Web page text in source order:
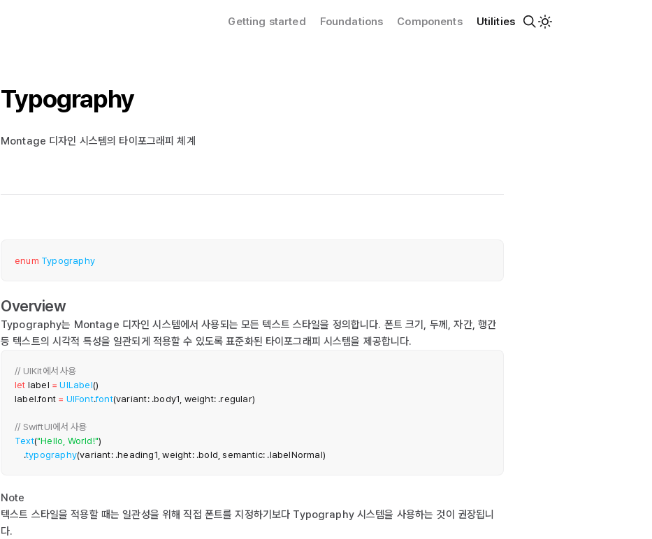
Getting started Foundations Components Utilities
Typography
Montage 디자인 시스템의 타이포그래피 체계
enum Typography
Overview
Typography는 Montage 디자인 시스템에서 사용되는 모든 텍스트 스타일을 정의합니다. 폰트 크기, 두께, 자간, 행간
등 텍스트의 시각적 특성을 일관되게 적용할 수 있도록 표준화된 타이포그래피 시스템을 제공합니다.
// UIKit에서 사용
let label = UILabel()
label.font = UIFont.font(variant: .body1 weight: .regular)
// SwiftUI에서 사용
Text("Hello, World!")
.typography(variant: .heading1 weight: .bold semantic: .labelNormal)
Note
텍스트 스타일을 적용할 때는 일관성을 위해 직접 폰트를 지정하기보다 Typography 시스템을 사용하는 것이 권장됩니
다.